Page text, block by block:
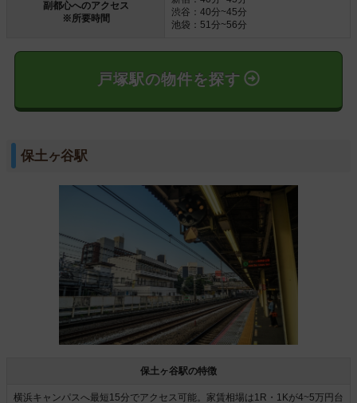
副都心へのアクセス
※所要時間
渋谷：40分~45分
池袋：51分~56分
戸塚駅の物件を探す
保土ヶ谷駅
保土ヶ谷駅の特徴
横浜キャンパスへ最短15分でアクセス可能。家賃相場は1R・1Kが4~5万円台